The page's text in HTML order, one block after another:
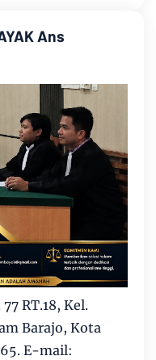
Ans
RT.18, Kel.
Barajo, Kota
E-mail: